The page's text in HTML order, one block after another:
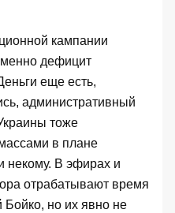
кампании
дефицит
еще есть,
административный
тоже
в плане
некому. В эфирах и
отрабатывают время
но их явно не